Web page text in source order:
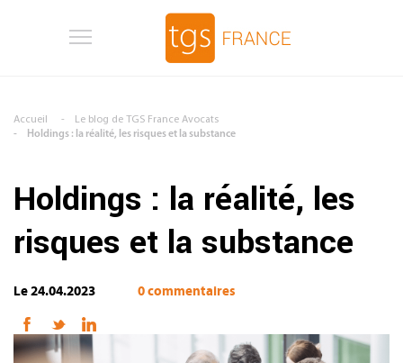
Accueil
Le blog de TGS France Avocats
Holdings : la réalité, les risques et la substance
Holdings : la réalité, les
risques et la substance
Le 24.04.2023 0 commentaires